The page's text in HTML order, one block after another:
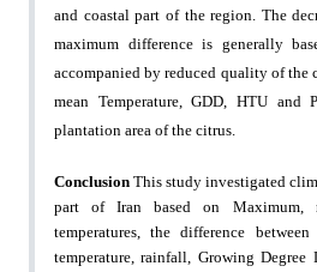
and coastal part of the region. The
maximum difference is generally
accompaniedby reduced quality of the
mean Temperature, GDD, HTU
plantation area of the citrus.
Conclusion This study investigated
part of Iran based on Maximum,
temperatures, the difference
temperature, rainfall, Growing